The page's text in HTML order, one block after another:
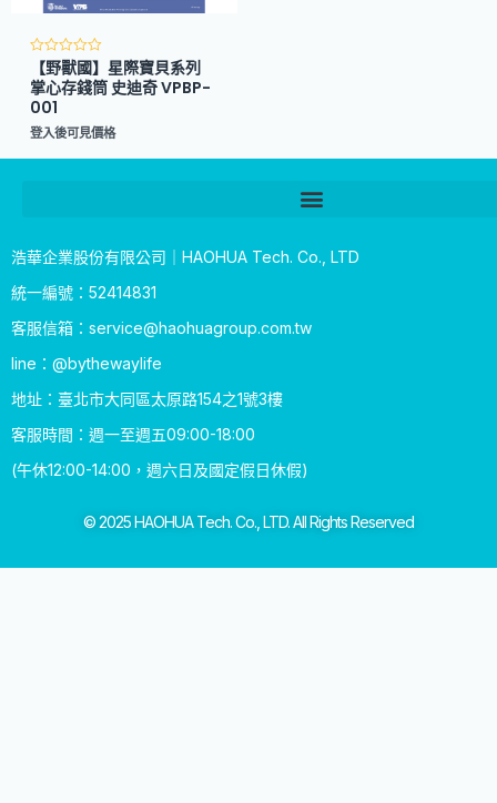
評
分
0
滿
分
5
【野獸國】星際寶貝系列
掌心存錢筒 史迪奇 VPBP-
001
登入後可見價格
浩華企業股份有限公司｜HAOHUA Tech. Co., LTD
統一編號：52414831
客服信箱： service@haohuagroup.com.tw
line：@bythewaylife
地址：臺北市大同區太原路154之1號3樓
客服時間：週一至週五09:00-18:00
(午休12:00-14:00，週六日及國定假日休假)
© 2025 HAOHUA Tech. Co., LTD. All Rights Reserved